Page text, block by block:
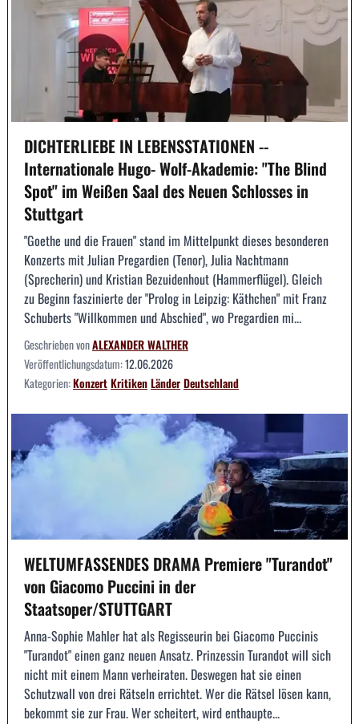
DICHTERLIEBE IN LEBENSSTATIONEN --
Internationale Hugo- Wolf-Akademie: "The Blind
Spot" im Weißen Saal des Neuen Schlosses in
Stuttgart
"Goethe und die Frauen" stand im Mittelpunkt dieses besonderen
Konzerts mit Julian Pregardien (Tenor), Julia Nachtmann
(Sprecherin) und Kristian Bezuidenhout (Hammerflügel). Gleich
zu Beginn faszinierte der "Prolog in Leipzig: Käthchen" mit Franz
Schuberts "Willkommen und Abschied", wo Pregardien mi...
Geschrieben vonALEXANDER WALTHER
Veröffentlichungsdatum:12.06.2026
Kategorien:KonzertKritikenLänderDeutschland
WELTUMFASSENDES DRAMA Premiere "Turandot"
von Giacomo Puccini in der
Staatsoper/STUTTGART
Anna-Sophie Mahler hat als Regisseurin bei Giacomo Puccinis
"Turandot" einen ganz neuen Ansatz. Prinzessin Turandot will sich
nicht mit einem Mann verheiraten. Deswegen hat sie einen
Schutzwall von drei Rätseln errichtet. Wer die Rätsel lösen kann,
bekommt sie zur Frau. Wer scheitert, wird enthaupte...